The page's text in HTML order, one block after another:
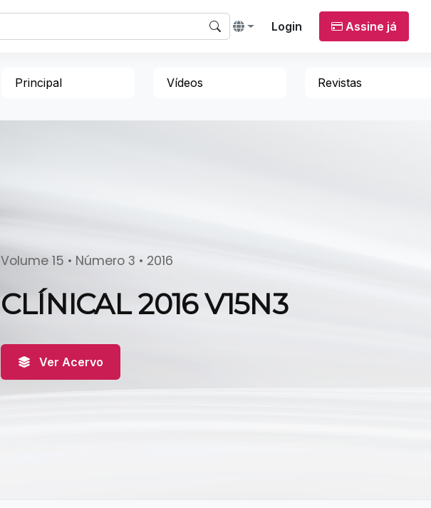
Login Assine já
Principal Vídeos Revistas
Volume 15 • Número 3 • 2016
CLÍNICAL 2016 V15N3
Ver Acervo